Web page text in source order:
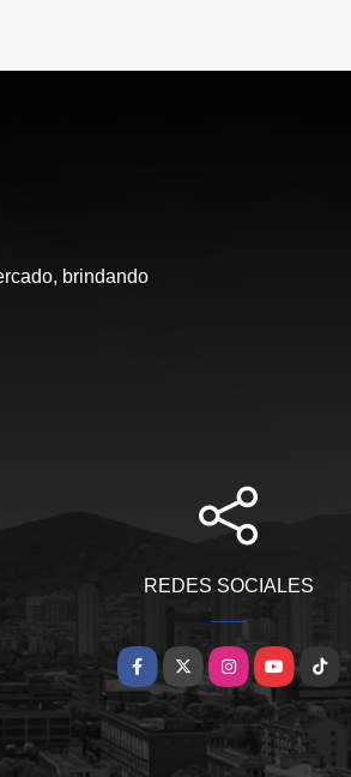
brindando
REDES SOCIALES
Facebook
X InstagramYouTube
TikTok